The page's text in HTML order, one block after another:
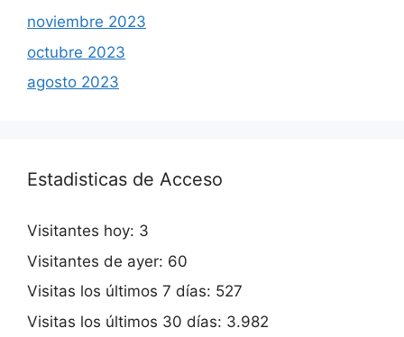
noviembre 2023
octubre 2023
agosto 2023
Estadisticas de Acceso
Visitantes hoy: 3
Visitantes de ayer: 60
Visitas los últimos 7 días: 527
Visitas los últimos 30 días: 3.982